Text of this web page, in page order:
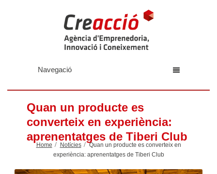
Navegació
Quan un producte es
converteix en experiència:
aprenentatges de Tiberi Club
Home Notícies
Quan un producte es converteix en
experiència: aprenentatges de Tiberi Club